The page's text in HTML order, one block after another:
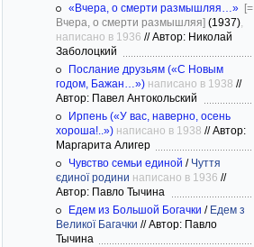
«Вчера, о смерти размышляя…» [=
Вчера, о смерти размышляя] (1937)
написано в 1936 //Автор: Николай
Заболоцкий
Послание друзьям («С Новым
годом, Бажан…») написано в 1938 //
Автор: Павел Антокольский
Ирпень («У вас, наверно, осень
хороша!..») написано в 1938 //Автор:
Маргарита Алигер
Чувство семьи единой / Чуття
єдиної родини написано в 1936 //
Автор: Павло Тычина
Едем из Большой Богачки / Едем з
Великої Багачки //Автор: Павло
Тычина